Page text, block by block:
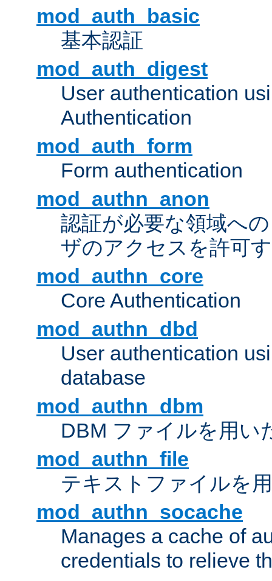
mod_auth_basic
基本認証
mod_auth_digest
User authentication
Authentication
mod_auth_form
Form authentication
mod_authn_anon
認証が必要な領域へ
ザのアクセスを許可
mod_authn_core
Core Authentication
mod_authn_dbd
User authentication
database
mod_authn_dbm
DBM ファイルを用い
mod_authn_file
テキストファイルを
mod_authn_socache
Manages a cache of
credentials to relieve